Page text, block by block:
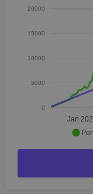
20000
15000
10000
5000
0
Jan